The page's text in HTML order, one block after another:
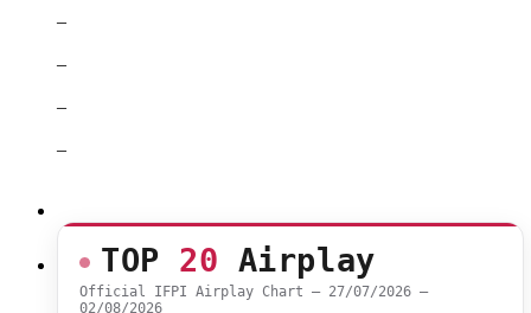
–
–
–
–
TOP 20 Airplay
Official IFPI Airplay Chart — 27/07/2026 –
02/08/2026